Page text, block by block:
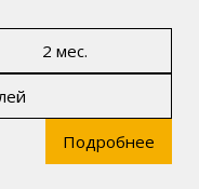
2 мес.
Подробнее